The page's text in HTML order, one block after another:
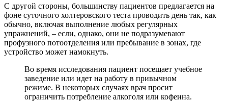
С другой стороны, большинству пациентов предлагается на
фоне суточного холтеровского теста проводить день так, как
обычно, включая выполнение любых регулярных
упражнений, – если, однако, они не подразумевают
профузного потоотделения или пребывание в зонах, где
устройство может намокнуть.
Во время исследования пациент посещает учебное
заведение или идет на работу в привычном
режиме. В некоторых случаях врач просит
ограничить потребление алкоголя или кофеина.